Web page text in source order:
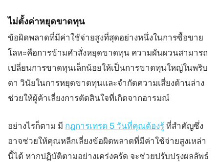
ไม่ตั้งค่าหยุดขาดทุน
ข้อผิดพลาดที่มีค่าใช้จ่ายสูงที่สุดอย่างหนึ่งในการซื้อขาย
โลหะคือการข้ามคำสั่งหยุดขาดทุน ความผันผวนสามารถ
เปลี่ยนการขาดทุนเล็กน้อยให้เป็นการขาดทุนใหญ่ในพริบ
ตา วินัยในการหยุดขาดทุนและจำกัดความเสี่ยงด้านล่าง
ช่วยให้ผู้ค้าเลี่ยงการตัดสินใจที่เกิดจากอารมณ์
อย่างไรก็ตาม มี กฎการเทรด 5 วันที่คุณต้องรู้ที่สำคัญซึ่ง
อาจช่วยให้คุณหลีกเลี่ยงข้อผิดพลาดที่มีค่าใช้จ่ายสูงเหล่า
นี้ได้ หากปฏิบัติตามอย่างเคร่งครัด จะช่วยปรับปรุงผลลัพธ์